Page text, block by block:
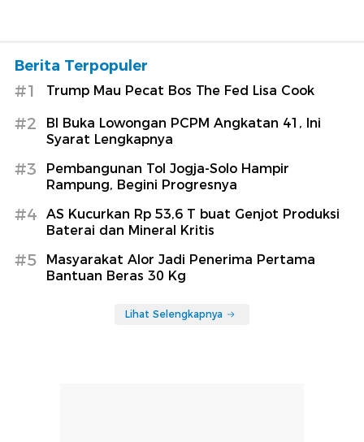
Berita Terpopuler
#1 Trump Mau Pecat Bos The Fed Lisa Cook
#2
BI Buka Lowongan PCPM Angkatan 41, Ini
Syarat Lengkapnya
#3
Pembangunan Tol Jogja-Solo Hampir
Rampung, Begini Progresnya
#4
AS Kucurkan Rp 53,6 T buat Genjot Produksi
Baterai dan Mineral Kritis
#5
Masyarakat Alor Jadi Penerima Pertama
Bantuan Beras 30 Kg
Lihat Selengkapnya